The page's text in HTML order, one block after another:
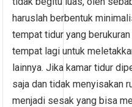
haruslah berbentuk
tempat tidur yang
tempat lagi untuk
lainnya. Jika kamar tidur
saja dan tidak menyisakan
menjadi sesak yang bisa